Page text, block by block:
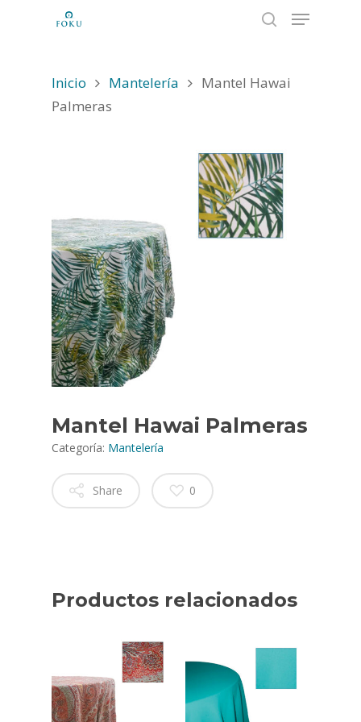
Inicio Mantelería
Mantel Hawai
Palmeras
Mantel Hawai Palmeras
Categoría: Mantelería
Share 0
Productos relacionados